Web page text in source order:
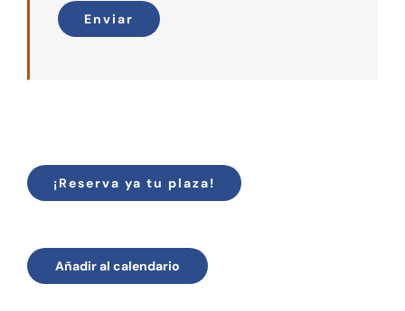
¡Reserva ya tu plaza!
Añadir al calendario